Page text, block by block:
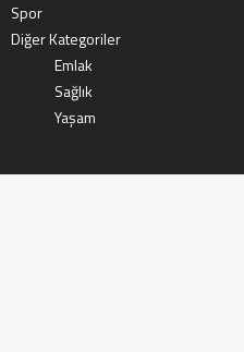
Spor
Diğer Kategoriler
Emlak
Sağlık
Yaşam